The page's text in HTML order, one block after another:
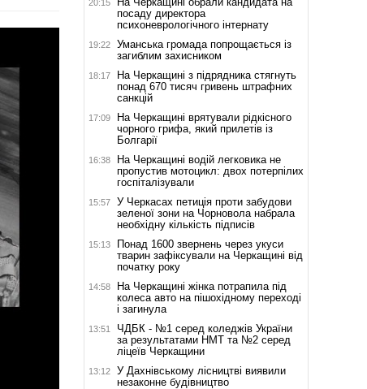
20:15
посаду директора
психоневрологічного інтернату
19:22
Уманська громада попрощається із
загиблим захисником
18:17
На Черкащині з підрядника стягнуть
понад 670 тисяч гривень штрафних
санкцій
17:09
На Черкащині врятували рідкісного
чорного грифа, який прилетів із
Болгарії
16:38
На Черкащині водій легковика не
пропустив мотоцикл: двох потерпілих
госпіталізували
15:57
У Черкасах петиція проти забудови
зеленої зони на Чорновола набрала
необхідну кількість підписів
15:13
Понад 1600 звернень через укуси
тварин зафіксували на Черкащині від
початку року
14:58
На Черкащині жінка потрапила під
колеса авто на пішохідному переході
і загинула
13:51
ЧДБК - №1 серед коледжів України
за результатами НМТ та №2 серед
ліцеїв Черкащини
13:12
У Дахнівському лісництві виявили
незаконне будівництво